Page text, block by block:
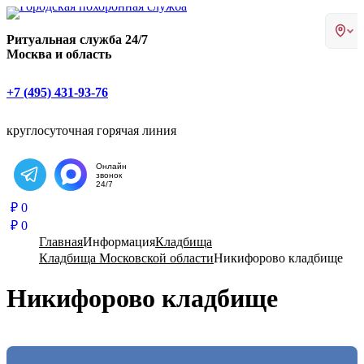
Ритуальная служба 24/7
Москва и область
+7 (495) 431-93-76
круглосуточная горячая линия
Написать в Telegram
Онлайн
звонок
24/7
₽ 0
₽ 0
ГлавнаяИнформацияКладбища
Кладбища Московской областиНикифорово кладбище
Никифорово кладбище